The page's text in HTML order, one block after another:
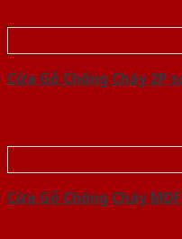
Cửa Gỗ Chống Cháy 2P
Cửa Gỗ Chống Cháy